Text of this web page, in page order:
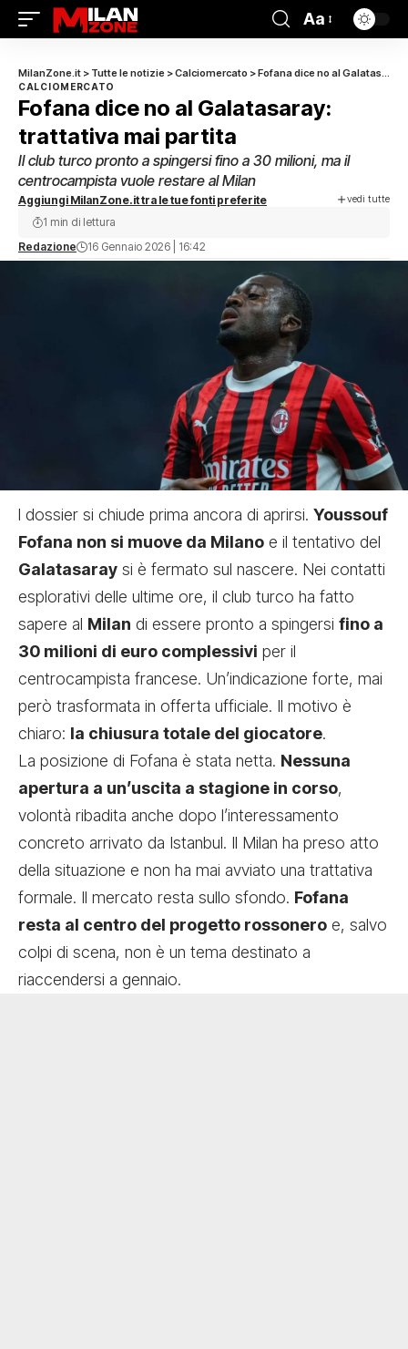
Aa
MilanZone.it > Tutte le notizie >Calciomercato >Fofana dice no al Galatasaray: trattativa mai partita
CALCIOMERCATO
Fofana dice no al Galatasaray:
trattativa mai partita
Il club turco pronto a spingersi fino a 30 milioni, ma il
centrocampista vuole restare al Milan
Aggiungi MilanZone.it tra le tue fonti preferite vedi tutte
Redazione 16 Gennaio 2026 | 16:42
1 min di lettura
l dossier si chiude prima ancora di aprirsi. Youssouf
Fofana non si muove da Milano e il tentativo del
Galatasaray si è fermato sul nascere. Nei contatti
esplorativi delle ultime ore, il club turco ha fatto
sapere al Milan di essere pronto a spingersi fino a
30 milioni di euro complessivi per il
centrocampista francese. Un’indicazione forte, mai
però trasformata in offerta ufficiale. Il motivo è
chiaro: la chiusura totale del giocatore.
La posizione di Fofana è stata netta. Nessuna
apertura a un’uscita a stagione in corso,
volontà ribadita anche dopo l’interessamento
concreto arrivato da Istanbul. Il Milan ha preso atto
della situazione e non ha mai avviato una trattativa
formale. Il mercato resta sullo sfondo. Fofana
resta al centro del progetto rossonero e, salvo
colpi di scena, non è un tema destinato a
riaccendersi a gennaio.